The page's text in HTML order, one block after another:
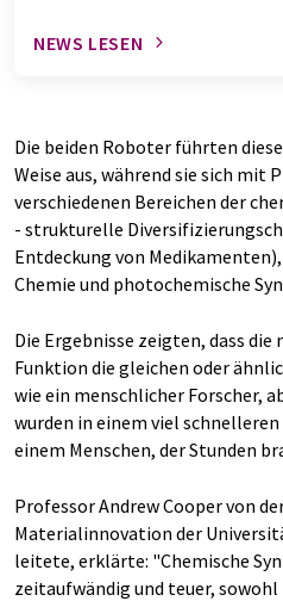
NEWS LESEN
Die beiden Roboter führten
Weise aus, während sie sich mit
verschiedenen Bereichen der
- strukturelle
Entdeckung von
Chemie und photochemische
Die Ergebnisse zeigten, dass
Funktion die gleichen oder
wie ein menschlicher Forscher,
wurden in einem viel
einem Menschen, der Stunden
Professor Andrew Cooper von
Materialinnovation der
leitete, erklärte: "Chemische
zeitaufwändig und teuer,